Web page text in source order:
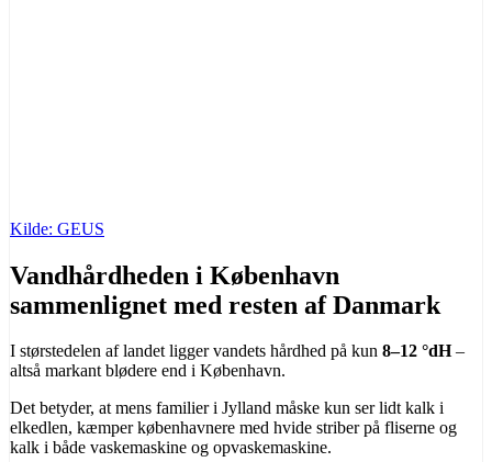
Kilde: GEUS
Vandhårdheden i København
sammenlignet med resten af Danmark
I størstedelen af landet ligger vandets hårdhed på kun 8–12 °dH–
altså markant blødere end i København.
Det betyder, at mens familier i Jylland måske kun ser lidt kalk i
elkedlen, kæmper københavnere med hvide striber på fliserne og
kalk i både vaskemaskine og opvaskemaskine.